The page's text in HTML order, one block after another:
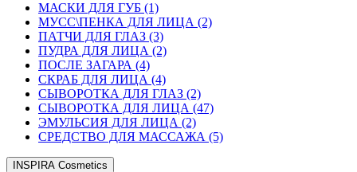
МАСКИ ДЛЯ ГУБ (1)
МУСС\ПЕНКА ДЛЯ ЛИЦА (2)
ПАТЧИ ДЛЯ ГЛАЗ (3)
ПУДРА ДЛЯ ЛИЦА (2)
ПОСЛЕ ЗАГАРА (4)
СКРАБ ДЛЯ ЛИЦА (4)
СЫВОРОТКА ДЛЯ ГЛАЗ (2)
СЫВОРОТКА ДЛЯ ЛИЦА (47)
ЭМУЛЬСИЯ ДЛЯ ЛИЦА (2)
СРЕДСТВО ДЛЯ МАССАЖА (5)
INSPIRA Cosmetics